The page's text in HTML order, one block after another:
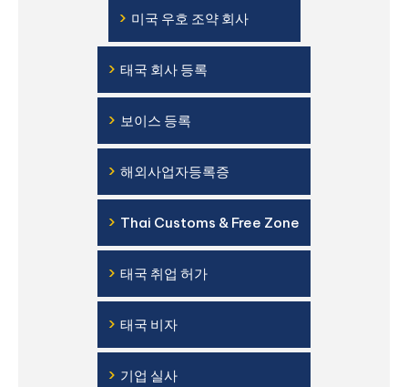
› 미국 우호 조약 회사
› 태국 회사 등록
› 보이스 등록
› 해외사업자등록증
› Thai Customs & Free Zone
› 태국 취업 허가
› 태국 비자
› 기업 실사